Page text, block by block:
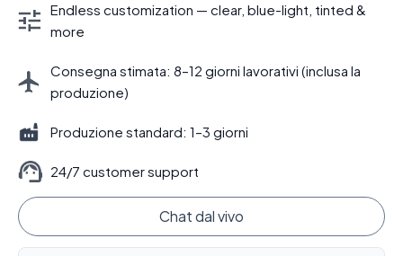
Endless customization — clear, blue-light, tinted &
more
Consegna stimata: 8–12 giorni lavorativi (inclusa la
produzione)
Produzione standard: 1–3 giorni
24/7 customer support
Chat dal vivo